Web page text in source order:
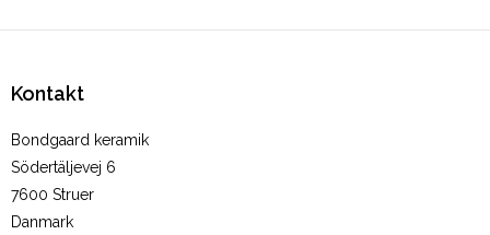
Kontakt
Bondgaard keramik
Södertäljevej 6
7600 Struer
Danmark